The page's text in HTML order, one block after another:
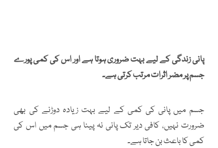
پانی زندگی کے لیے بہت ضروری ہوتا ہے اور اس کی کمی پورے
جسم پر مضر اثرات مرتب کرتی ہے۔
جسم میں پانی کی کمی کے لیے بہت زیادہ دوڑنے کی بھی
ضرورت نہیں، کافی دیر تک پانی نہ پینا ہی جسم میں اس کی
کمی کا باعث بن جاتا ہے۔